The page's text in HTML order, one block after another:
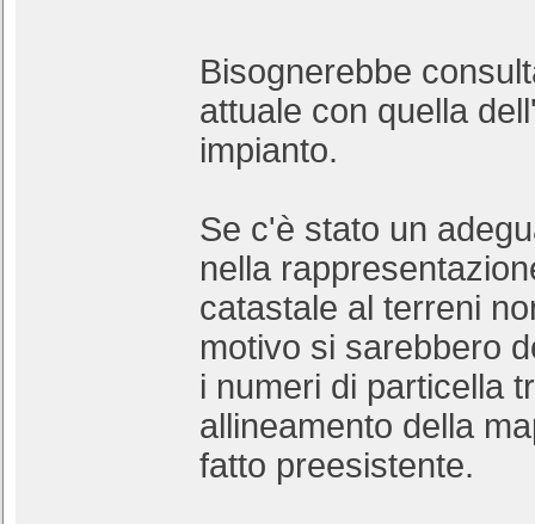
Bisognerebbe
attuale con quella
impianto.
Se c'è stato un
nella
catastale al terreni
motivo si sarebbero
i numeri di particella
allineamento della
fatto preesistente.